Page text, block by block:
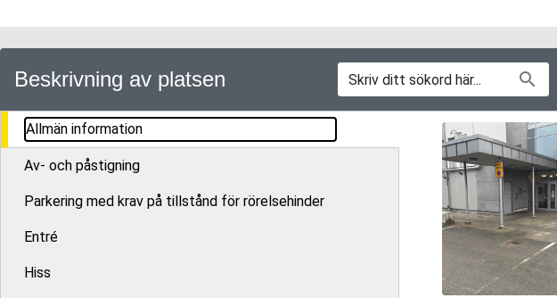
Beskrivning av platsen
Allmän information
Av- och påstigning
Parkering med krav på tillstånd för rörelsehinder
Entré
Hiss
Allmän information